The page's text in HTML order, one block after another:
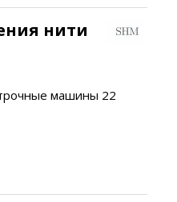
нити
машины 22